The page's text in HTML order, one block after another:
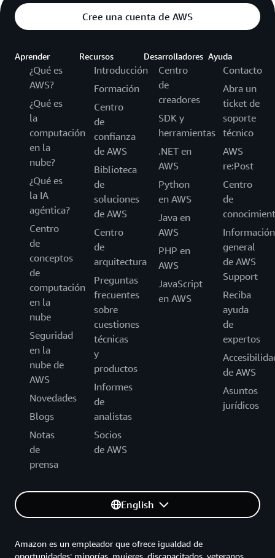
Cree una cuenta de AWS
Aprender
¿Qué es
AWS?
¿Qué es
la
computación
en la
nube?
¿Qué es
la IA
agéntica?
Centro
de
conceptos
de
computación
en la
nube
Seguridad
en la
nube de
AWS
Novedades
Blogs
Notas
de
prensa
Recursos
Introducción
Formación
Centro
de
confianza
de AWS
Biblioteca
de
soluciones
de AWS
Centro
de
arquitectura
Preguntas
frecuentes
sobre
cuestiones
técnicas
y
productos
Informes
de
analistas
Socios
de AWS
Desarrolladores
Centro
de
creadores
SDK y
herramientas
.NET en
AWS
Python
en AWS
Java en
AWS
PHP en
AWS
JavaScript
en AWS
Ayuda
Contacto
Abra un
ticket de
soporte
técnico
AWS
re:Post
Centro
de
Información
general
de AWS
Support
Reciba
ayuda
de
expertos
de AWS
Asuntos
jurídicos
English
Amazon es un empleador que ofrece igualdad de